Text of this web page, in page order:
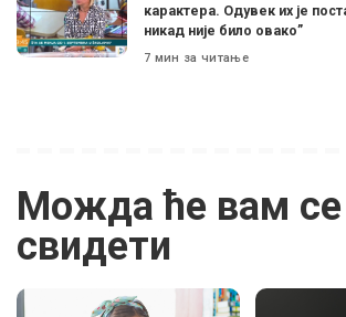
карактера. Одувек их је
никад није било овако”
7 мин за читање
Можда ће вам се
свидети